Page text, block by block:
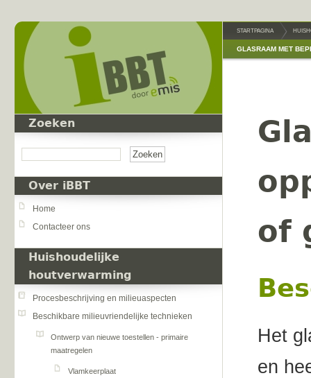
Zoeken
Over iBBT
Home
Contacteer ons
Huishoudelijke
houtverwarming
Procesbeschrijving en milieuaspecten
Beschikbare milieuvriendelijke technieken
Ontwerp van nieuwe toestellen - primaire
maatregelen
Vlamkeerplaat
STARTPAGINA
GLASRAAM MET
of
Het
en